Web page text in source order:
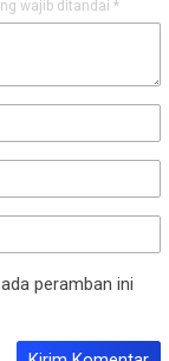
wajib ditandai *
peramban ini